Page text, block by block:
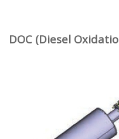
DOC (Diesel